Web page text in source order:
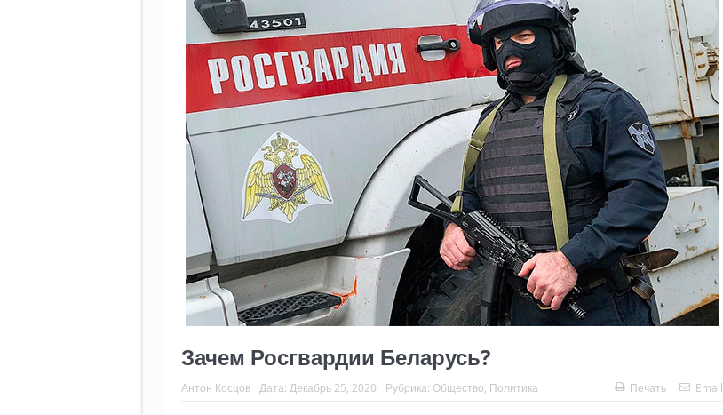
Зачем Росгвардии Беларусь?
Антон Косцов Дата: Декабрь 25, 2020 Рубрика: Общество Политика Печать Email